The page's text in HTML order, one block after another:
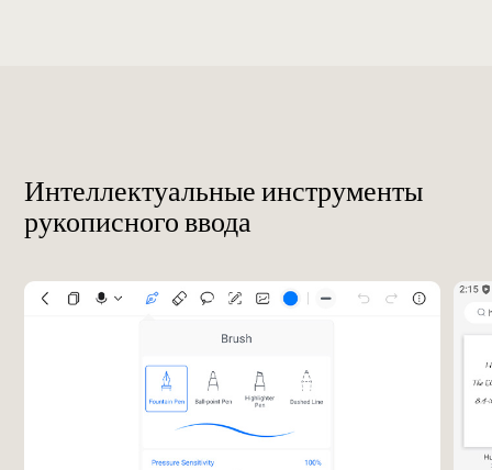
Интеллектуальные инструменты
рукописного ввода